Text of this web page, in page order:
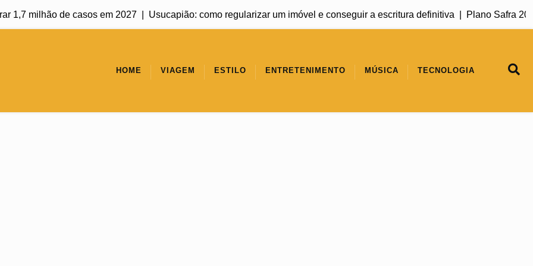
de casos em 2027 | Usucapião: como regularizar um imóvel e conseguir a escritura definitiva |Plano Safra 2026/
HOME VIAGEM ESTILO ENTRETENIMENTO MÚSICA TECNOLOGIA